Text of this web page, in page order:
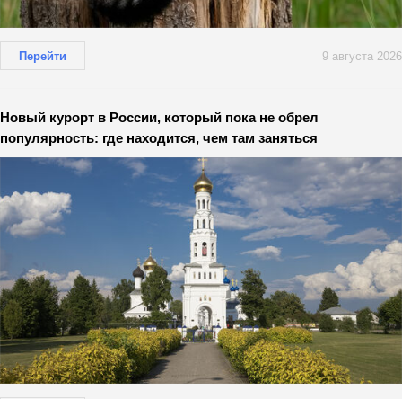
Перейти 9 августа 2026
Новый курорт в России, который пока не обрел
популярность: где находится, чем там заняться